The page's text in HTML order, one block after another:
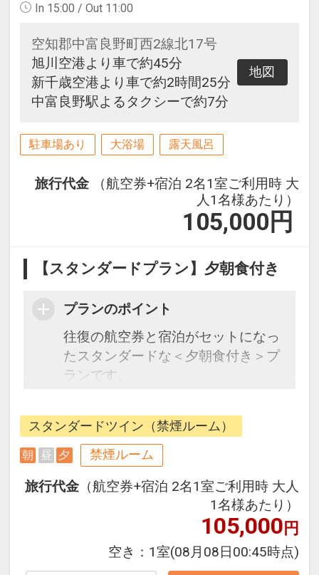
In 15:00 / Out 11:00
空知郡中富良野町西2線北17号
旭川空港より車で約45分
新千歳空港より車で約2時間25分
中富良野駅よるタクシーで約7分
地図
駐車場あり 大浴場 露天風呂
旅行代金
（航空券+宿泊 2名1室ご利用時 大
人1名様あたり）
105,000 円
【スタンダードプラン】夕朝食付き
プランのポイント
往復の航空券と宿泊がセットになっ
たスタンダードな＜夕朝食付き＞プ
ランです。
できるダイナミックパッケージだか
ら、一都市滞在はもちろん周遊旅行
にも最適！
旅行期間中の1泊だけの宿泊や延
泊・飛び泊なども自由自在です。
フライトは、安心のJAL（または
JALグループ）確約！フライトマイ
ル50%貯まります。
オプションでレンタカーや現地交
スタンダードツイン（禁煙ルーム）
朝 昼 夕 禁煙ルーム
旅行代金 （航空券+宿泊 2名1室ご利用時 大人
1名様あたり）
105,000円
空き： 1室(08月08日00:45時点)